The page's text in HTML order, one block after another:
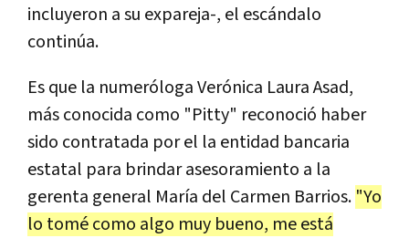
incluyeron a su expareja-, el escándalo
continúa.
Es que la numeróloga Verónica Laura Asad,
más conocida como "Pitty" reconoció haber
sido contratada por el la entidad bancaria
estatal para brindar asesoramiento a la
gerenta general María del Carmen Barrios. "Yo
lo tomé como algo muy bueno, me está